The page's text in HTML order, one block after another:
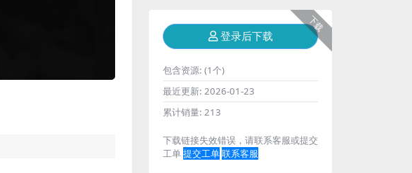
下载
登录后下载
包含资源: (1个)
最近更新: 2026-01-23
累计销量: 213
下载链接失效错误，请联系客服或提交
工单提交工单联系客服